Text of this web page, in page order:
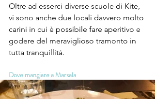
Oltre ad esserci diverse scuole di Kite,
vi sono anche due locali davvero molto
carini in cui è possibile fare aperitivo e
godere del meraviglioso tramonto in
tutta tranquillità.
Dove mangiare a Marsala